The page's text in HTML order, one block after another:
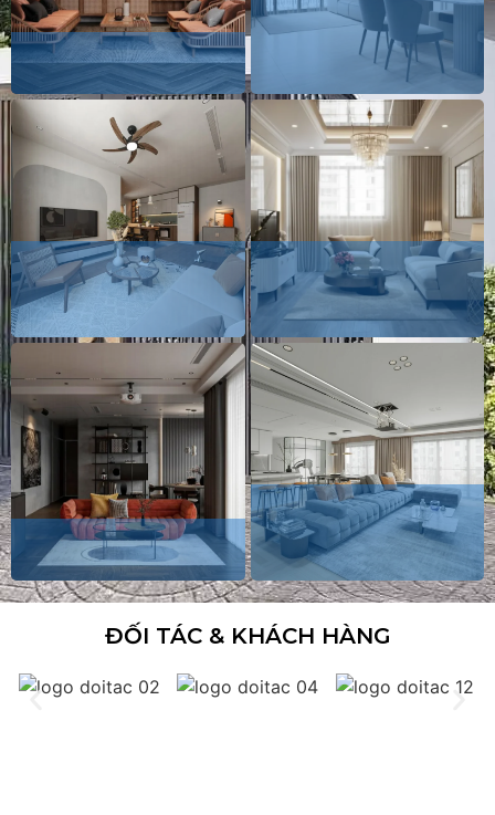
Topaz Ellite - Mr.Vinh
Vinhomes Grand Park
- Ms.Huyền
Celadon City -
Mr.Dũng
Masteri Thủ Đức -
Ms.Tuyết
Celadon City - Mr.Huy
Vinhomes Grand Park
- Ms.Hằng
ĐỐI TÁC & KHÁCH HÀNG